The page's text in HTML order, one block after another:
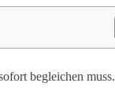
begleichen muss.